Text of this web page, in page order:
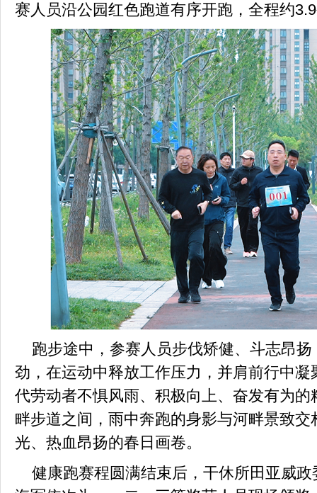
赛人员沿公园红色跑道有序开跑，全程约
跑步途中，参赛人员步伐矫健、斗志昂
劲，在运动中释放工作压力，并肩前行中
代劳动者不惧风雨、积极向上、奋发有为
畔步道之间，雨中奔跑的身影与河畔景致
光、热血昂扬的春日画卷。
健康跑赛程圆满结束后，干休所田亚威